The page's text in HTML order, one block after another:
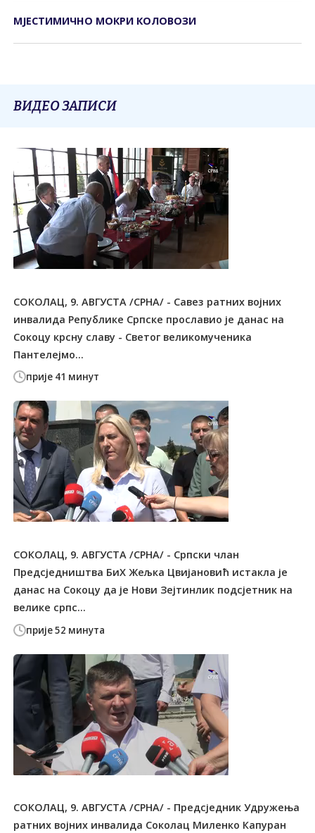
МЈЕСТИМИЧНО МОКРИ КОЛОВОЗИ
ВИДЕО ЗАПИСИ
прије 41 минут
СОКОЛАЦ, 9. АВГУСТА /СРНА/ - Савез ратних војних
инвалида Републике Српске прославио је данас на
Сокоцу крсну славу - Светог великомученика
Пантелејмо...
прије 52 минута
СОКОЛАЦ, 9. АВГУСТА /СРНА/ - Српски члан
Предсједништва БиХ Жељка Цвијановић истакла је
данас на Сокоцу да је Нови Зејтинлик подсјетник на
велике српс...
СОКОЛАЦ, 9. АВГУСТА /СРНА/ - Предсједник Удружења
ратних војних инвалида Соколац Миленко Капуран